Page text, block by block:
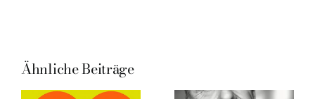
Ähnliche Beiträge